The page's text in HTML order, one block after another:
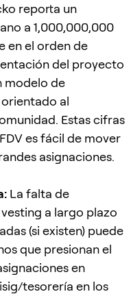
reporta un
a 1,000,000,000
en el orden de
del proyecto
modelo de
al
Estas cifras
es fácil de mover
asignaciones.
La falta de
a largo plazo
(si existen) puede
que presionan el
en
tesorería en los